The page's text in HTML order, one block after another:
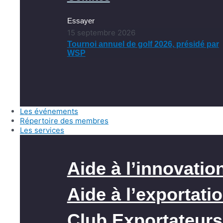
Essayer
15 septembre 2026
Tournoi annuel de golf 2026, présidé par
WSP
Les événements
Répertoire des membres
Les services
Aide à
Aide à